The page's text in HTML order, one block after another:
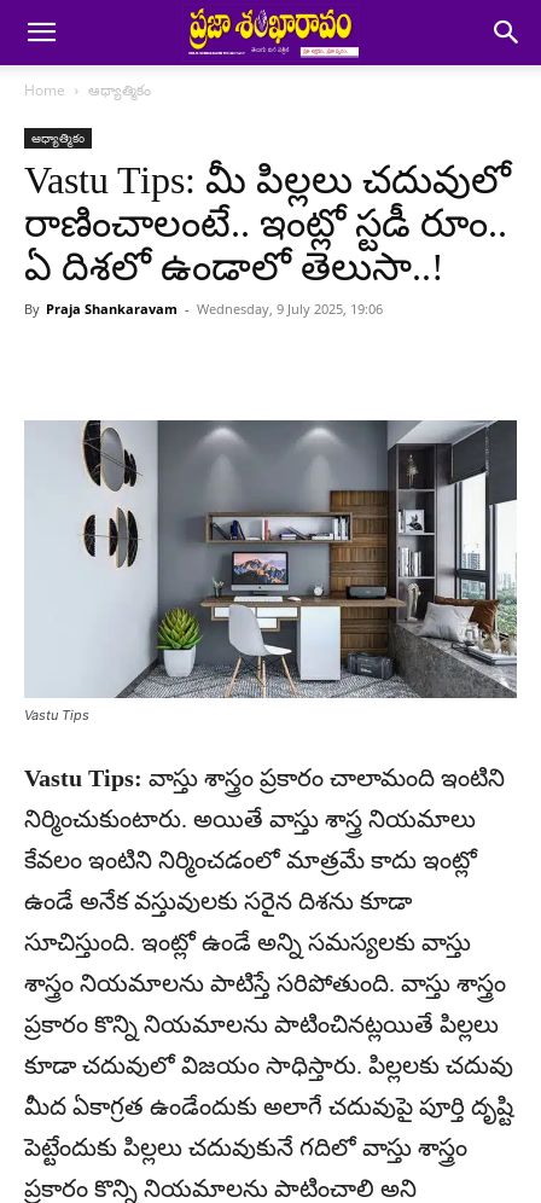
Home ఆధ్యాత్మికం
ఆధ్యాత్మికం
Vastu Tips: మీ పిల్లలు చదువులో
రాణించాలంటే.. ఇంట్లో స్టడీ రూం..
ఏ దిశలో ఉండాలో తెలుసా..!
By Praja Shankaravam - Wednesday, 9 July 2025, 19:06
Vastu Tips
Vastu Tips: వాస్తు శాస్త్రం ప్రకారం చాలామంది ఇంటిని
నిర్మించుకుంటారు. అయితే వాస్తు శాస్త్ర నియమాలు
కేవలం ఇంటిని నిర్మించడంలో మాత్రమే కాదు ఇంట్లో
ఉండే అనేక వస్తువులకు సరైన దిశను కూడా
సూచిస్తుంది. ఇంట్లో ఉండే అన్ని సమస్యలకు వాస్తు
శాస్త్రం నియమాలను పాటిస్తే సరిపోతుంది. వాస్తు శాస్త్రం
ప్రకారం కొన్ని నియమాలను పాటించినట్లయితే పిల్లలు
కూడా చదువులో విజయం సాధిస్తారు. పిల్లలకు చదువు
మీద ఏకాగ్రత ఉండేందుకు అలాగే చదువుపై పూర్తి దృష్టి
పెట్టేందుకు పిల్లలు చదువుకునే గదిలో వాస్తు శాస్త్రం
ప్రకారం కొన్ని నియమాలను పాటించాలి అని